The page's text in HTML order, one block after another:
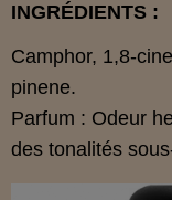
INGRÉDIENTS :
Camphor, 1,8-
pinene.
Parfum : Odeur
des tonalités